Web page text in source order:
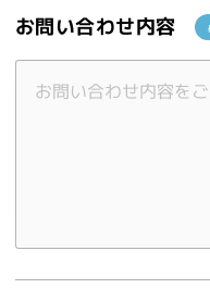
お問い合わせ内容